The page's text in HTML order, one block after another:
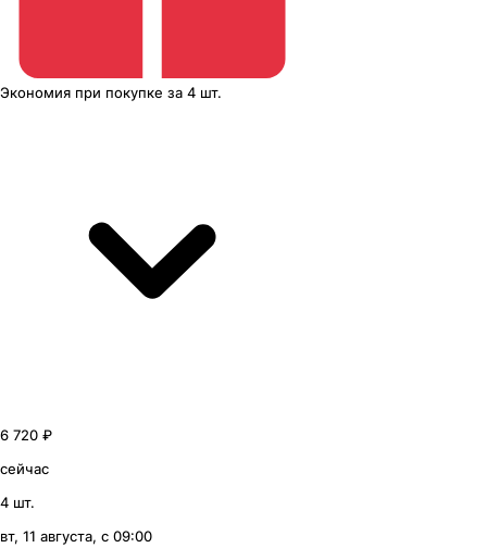
Экономия при покупке за 4 шт.
6 720 ₽
сейчас
4 шт.
вт, 11 августа, с 09:00